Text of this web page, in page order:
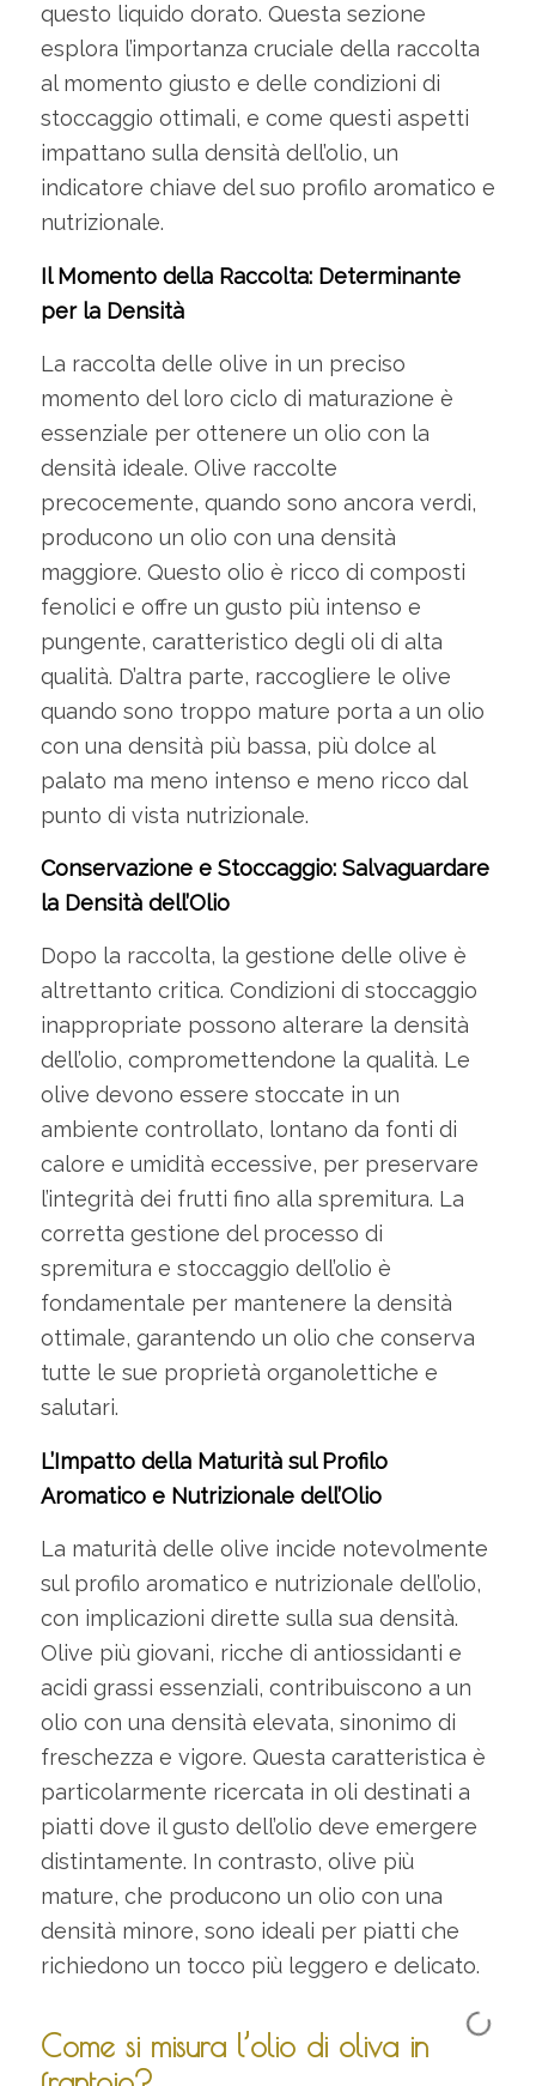
questo liquido dorato. Questa sezione
esplora l’importanza cruciale della raccolta
al momento giusto e delle condizioni di
stoccaggio ottimali, e come questi aspetti
impattano sulla densità dell’olio, un
indicatore chiave del suo profilo aromatico e
nutrizionale.
Il Momento della Raccolta: Determinante
per la Densità
La raccolta delle olive in un preciso
momento del loro ciclo di maturazione è
essenziale per ottenere un olio con la
densità ideale. Olive raccolte
precocemente, quando sono ancora verdi,
producono un olio con una densità
maggiore. Questo olio è ricco di composti
fenolici e offre un gusto più intenso e
pungente, caratteristico degli oli di alta
qualità. D’altra parte, raccogliere le olive
quando sono troppo mature porta a un olio
con una densità più bassa, più dolce al
palato ma meno intenso e meno ricco dal
punto di vista nutrizionale.
Conservazione e Stoccaggio: Salvaguardare
la Densità dell’Olio
Dopo la raccolta, la gestione delle olive è
altrettanto critica. Condizioni di stoccaggio
inappropriate possono alterare la densità
dell’olio, compromettendone la qualità. Le
olive devono essere stoccate in un
ambiente controllato, lontano da fonti di
calore e umidità eccessive, per preservare
l’integrità dei frutti fino alla spremitura. La
corretta gestione del processo di
spremitura e stoccaggio dell’olio è
fondamentale per mantenere la densità
ottimale, garantendo un olio che conserva
tutte le sue proprietà organolettiche e
salutari.
L’Impatto della Maturità sul Profilo
Aromatico e Nutrizionale dell’Olio
La maturità delle olive incide notevolmente
sul profilo aromatico e nutrizionale dell’olio,
con implicazioni dirette sulla sua densità.
Olive più giovani, ricche di antiossidanti e
acidi grassi essenziali, contribuiscono a un
olio con una densità elevata, sinonimo di
freschezza e vigore. Questa caratteristica è
particolarmente ricercata in oli destinati a
piatti dove il gusto dell’olio deve emergere
distintamente. In contrasto, olive più
mature, che producono un olio con una
densità minore, sono ideali per piatti che
richiedono un tocco più leggero e delicato.
Come si misura l’olio di oliva in